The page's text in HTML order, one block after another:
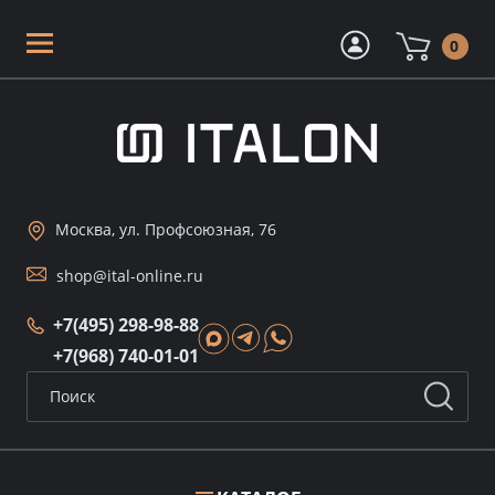
0
Москва, ул. Профсоюзная, 76
shop@ital-online.ru
+7(495) 298-98-88
+7(968) 740-01-01